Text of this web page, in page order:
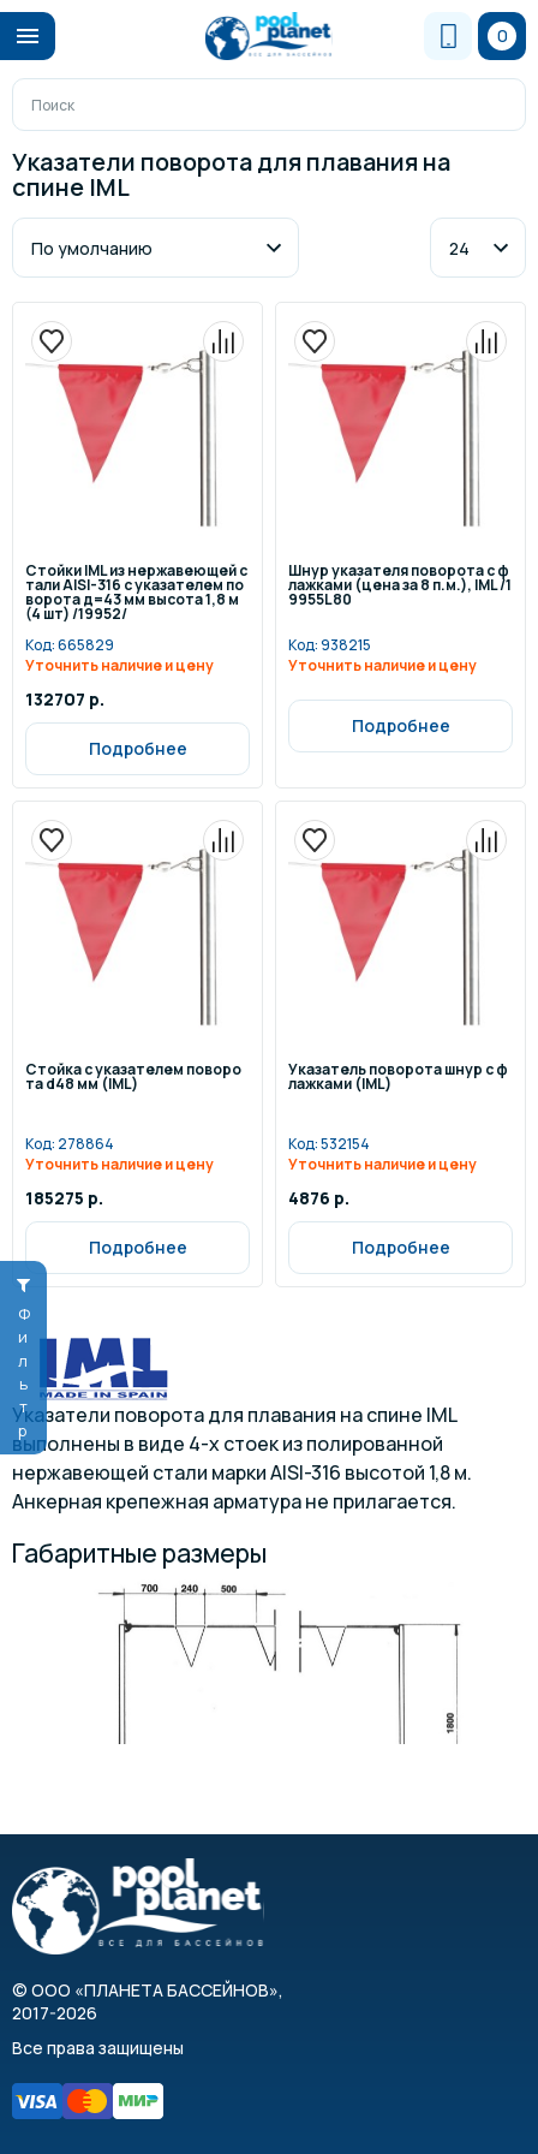
0
Фильтр
Указатели поворота для плавания на
спине IML
Стойки IML из нержавеющей с
тали AISI-316 с указателем по
ворота д=43 мм высота 1,8 м
(4 шт) /19952/
Код:665829
Уточнить наличие и цену
132707 р.
Подробнее
Шнур указателя поворота с ф
лажками (цена за 8 п.м.), IML /1
9955L80
Код:938215
Уточнить наличие и цену
Подробнее
Стойка с указателем поворо
та d48 мм (IML)
Код: 278864
Уточнить наличие и цену
185275 р.
Подробнее
Указатель поворота шнур с ф
лажками (IML)
Код:532154
Уточнить наличие и цену
4876 р.
Подробнее
Указатели поворота для плавания на спине IML
выполнены в виде 4-х стоек из полированной
нержавеющей стали марки AISI-316 высотой 1,8 м.
Анкерная крепежная арматура не прилагается.
Габаритные размеры
© ООО «ПЛАНЕТА БАССЕЙНОВ»,
2017-2026
Все права защищены